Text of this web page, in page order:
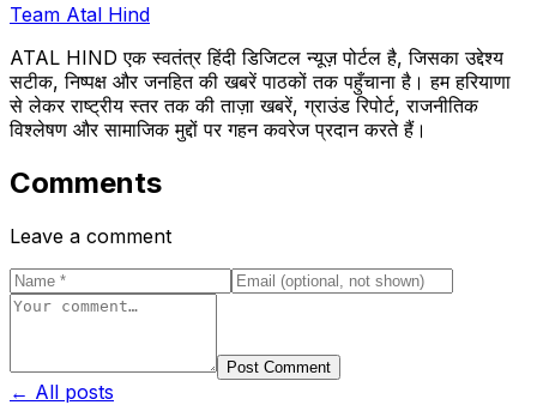
Team Atal Hind
ATAL HIND एक स्वतंत्र हिंदी डिजिटल न्यूज़ पोर्टल है, जिसका उद्देश्य
सटीक, निष्पक्ष और जनहित की खबरें पाठकों तक पहुँचाना है। हम हरियाणा
से लेकर राष्ट्रीय स्तर तक की ताज़ा खबरें, ग्राउंड रिपोर्ट, राजनीतिक
विश्लेषण और सामाजिक मुद्दों पर गहन कवरेज प्रदान करते हैं।
Comments
Leave a comment
Post Comment
← All posts